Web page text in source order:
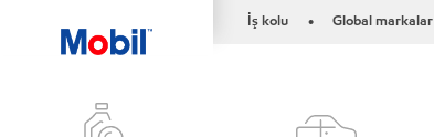
İş kolu • Global markalar